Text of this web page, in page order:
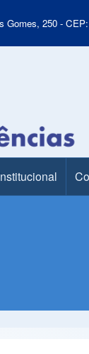
Gomes, 250 -